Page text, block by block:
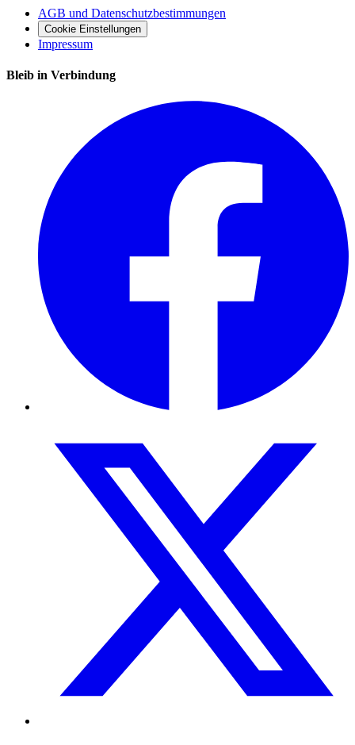
AGB und Datenschutzbestimmungen
Cookie Einstellungen
Impressum
Bleib in Verbindung